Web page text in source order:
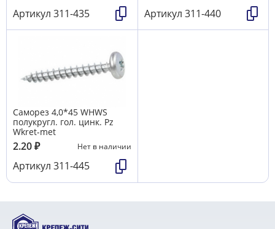
Артикул 311-435 Артикул 311-440
Саморез 4,0*45 WHWS
полукругл. гол. цинк. Pz
Wkret-met
2.20₽ Нет в наличии
Артикул 311-445